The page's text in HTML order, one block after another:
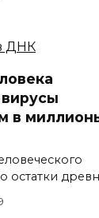
в
остатки